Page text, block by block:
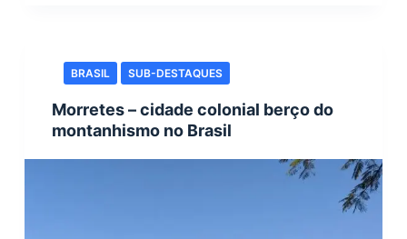
BRASIL SUB-DESTAQUES
Morretes – cidade colonial berço do
montanhismo no Brasil